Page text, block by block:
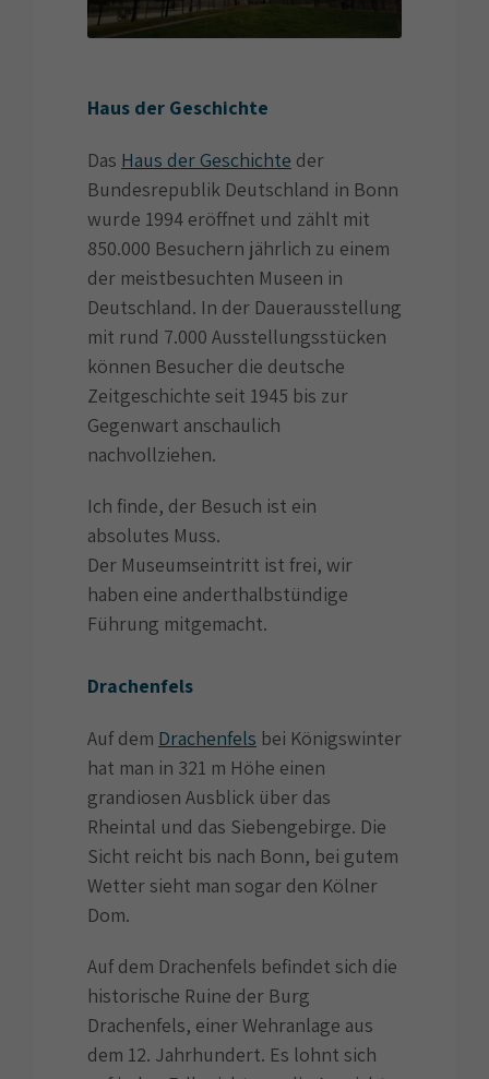
Haus der Geschichte
Das Haus der Geschichte der
Bundesrepublik Deutschland in Bonn
wurde 1994 eröffnet und zählt mit
850.000 Besuchern jährlich zu einem
der meistbesuchten Museen in
Deutschland. In der Dauerausstellung
mit rund 7.000 Ausstellungsstücken
können Besucher die deutsche
Zeitgeschichte seit 1945 bis zur
Gegenwart anschaulich
nachvollziehen.
Ich finde, der Besuch ist ein
absolutes Muss.
Der Museumseintritt ist frei, wir
haben eine anderthalbstündige
Führung mitgemacht.
Drachenfels
Auf dem Drachenfels bei Königswinter
hat man in 321 m Höhe einen
grandiosen Ausblick über das
Rheintal und das Siebengebirge. Die
Sicht reicht bis nach Bonn, bei gutem
Wetter sieht man sogar den Kölner
Dom.
Auf dem Drachenfels befindet sich die
historische Ruine der Burg
Drachenfels, einer Wehranlage aus
dem 12. Jahrhundert. Es lohnt sich